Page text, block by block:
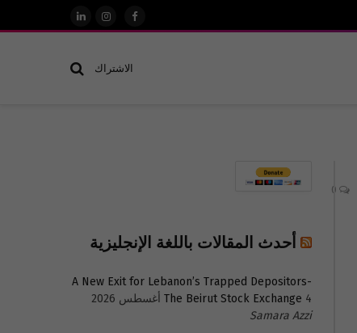
فيسبوكالانستغرام
لينكدإن
الاشتراك
أحدث المقالات باللغة الإنجليزية
A New Exit for Lebanon’s Trapped Depositors-
The Beirut Stock Exchange 4 أغسطس 2026
Samara Azzi